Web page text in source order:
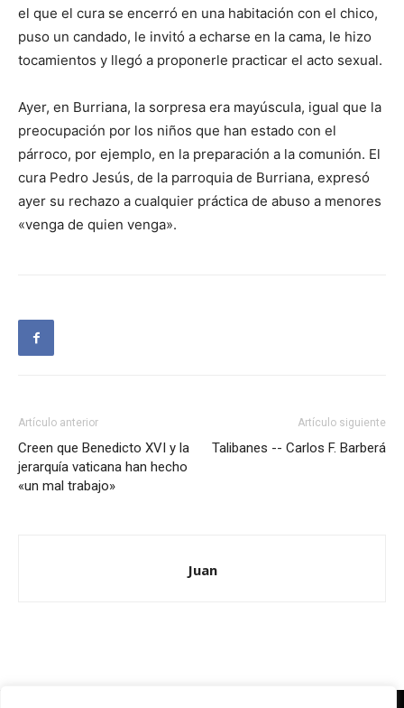
el que el cura se encerró en una habitación con el chico,
puso un candado, le invitó a echarse en la cama, le hizo
tocamientos y llegó a proponerle practicar el acto sexual.
Ayer, en Burriana, la sorpresa era mayúscula, igual que la
preocupación por los niños que han estado con el
párroco, por ejemplo, en la preparación a la comunión. El
cura Pedro Jesús, de la parroquia de Burriana, expresó
ayer su rechazo a cualquier práctica de abuso a menores
«venga de quien venga».
Artículo anterior
Creen que Benedicto XVI y la
jerarquía vaticana han hecho
«un mal trabajo»
Artículo siguiente
Talibanes -- Carlos F. Barberá
Juan